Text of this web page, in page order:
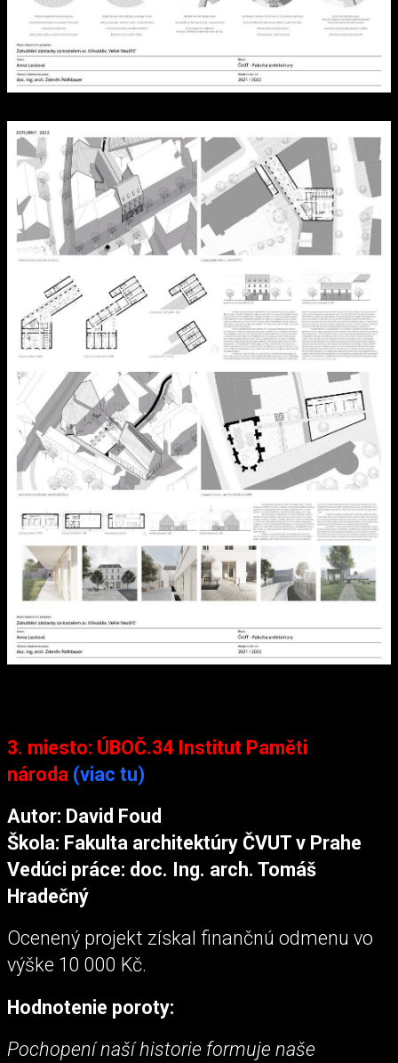
3. miesto: ÚBOČ.34 Institut Paměti
národa (viac tu)
Autor: David Foud
Škola: Fakulta architektúry ČVUT v Prahe
Vedúci práce: doc. Ing. arch. Tomáš
Hradečný
Ocenený projekt získal finančnú odmenu vo
výške 10 000 Kč.
Hodnotenie poroty:
Pochopení naší historie formuje naše